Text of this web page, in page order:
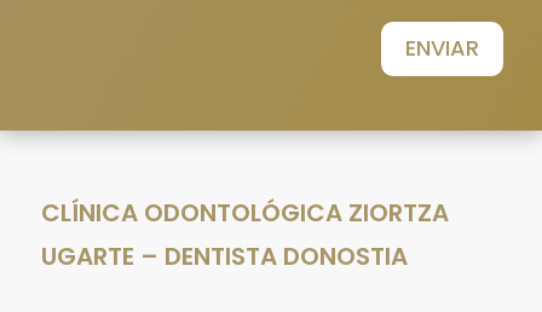
ENVIAR
CLÍNICA ODONTOLÓGICA ZIORTZA
UGARTE – DENTISTA DONOSTIA